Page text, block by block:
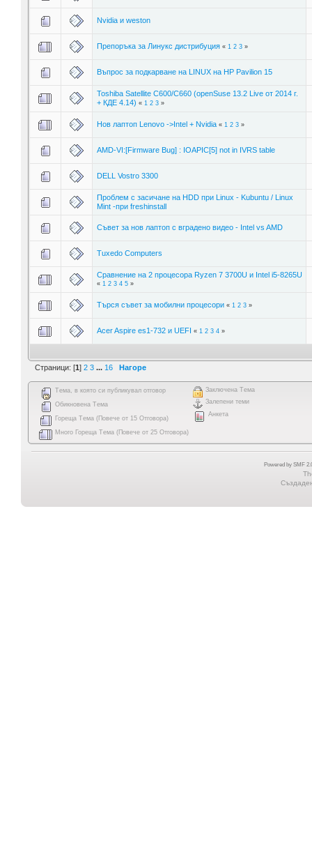
Nvidia и weston
Препоръка за Линукс дистрибуция « 1 2 3»
Въпрос за подкарване на LINUX на HP Pavilion 15
Toshiba Satellite C600/C660 (openSuse 13.2 Live от 2014 г.
+ КДЕ 4.14) « 1 2 3»
Нов лаптоп Lenovo ->Intel + Nvidia « 1 2 3»
AMD-VI:[Firmware Bug] : IOAPIC[5] not in IVRS table
DELL Vostro 3300
Проблем с засичане на HDD при Linux - Kubuntu / Linux
Mint -при freshinstall
Съвет за нов лаптоп с вградено видео - Intel vs AMD
Tuxedo Computers
Сравнение на 2 процесора Ryzen 7 3700U и Intel i5-8265U
« 1 2 3 4 5»
Търся съвет за мобилни процесори « 1 2 3»
Acer Aspire es1-732 и UEFI « 1 2 3 4»
Страници: [1] 2 3 ... 16 Нагоре
Тема, в която си публикувал отговор
Обикновена Тема
Гореща Тема (Повече от 15 Отговора)
Много Гореща Тема (Повече от 25 Отговора)
Заключена Тема
Залепени теми
Анкета
Powered by SMF